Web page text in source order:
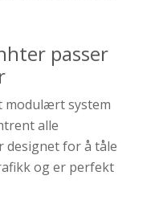
passer
modulært system
alle
designet for å tåle
og er perfekt